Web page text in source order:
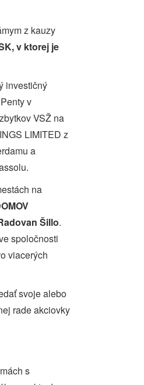
z kauzy
v ktorej je
investičný
v
VSŽ na
LIMITED z
a
na
Šillo.
spoločnosti
viacerých
svoje alebo
rade akciovky
s